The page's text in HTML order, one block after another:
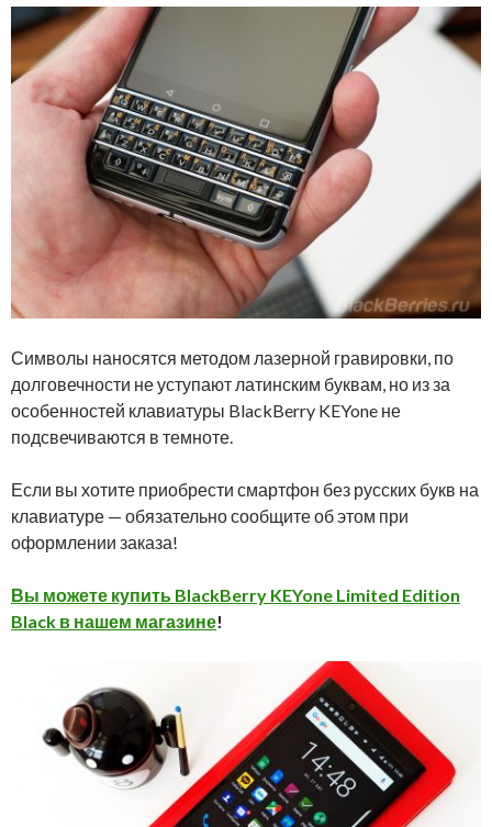
Символы наносятся методом лазерной гравировки, по
долговечности не уступают латинским буквам, но из за
особенностей клавиатуры BlackBerry KEYone не
подсвечиваются в темноте.
Если вы хотите приобрести смартфон без русских букв на
клавиатуре — обязательно сообщите об этом при
оформлении заказа!
Вы можете купить BlackBerry KEYone Limited Edition
Black в нашем магазине!